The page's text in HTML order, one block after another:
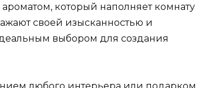
который наполняет комнату
своей изысканностью и
выбором для создания